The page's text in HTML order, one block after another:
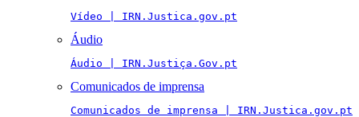
Vídeo | IRN.Justica.gov.pt
Áudio
Áudio | IRN.Justiça.Gov.pt
Comunicados de imprensa
Comunicados de imprensa | IRN.Justica.gov.pt